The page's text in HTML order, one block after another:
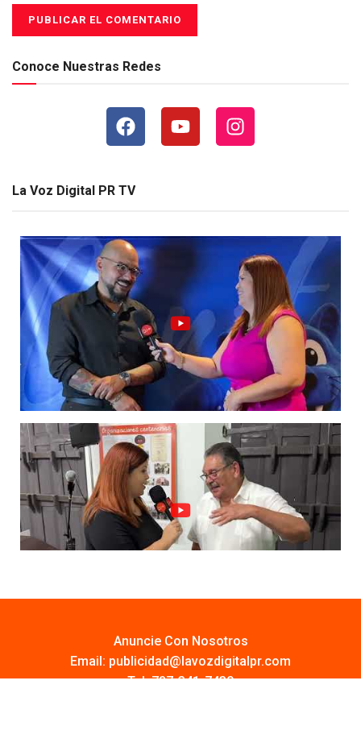
Conoce Nuestras Redes
La Voz Digital PR TV
Anuncie Con Nosotros
Email: publicidad@lavozdigitalpr.com
Tel. 787-341-7439